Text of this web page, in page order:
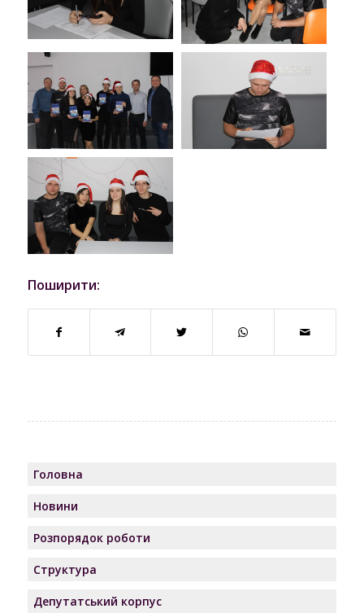
Поширити:
Головна
Новини
Розпорядок роботи
Структура
Депутатський корпус